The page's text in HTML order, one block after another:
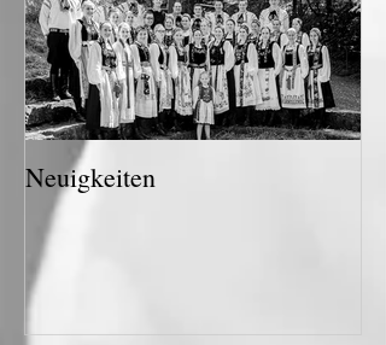
Neuigkeiten